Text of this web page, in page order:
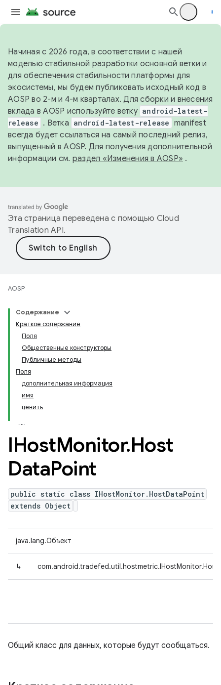
Начиная с 2026 года, в соответствии с нашей
моделью стабильной разработки основной ветки и
для обеспечения стабильности платформы для
экосистемы, мы будем публиковать исходный код в
AOSP во 2-м и 4-м кварталах. Для сборки и внесения
вклада в AOSP используйте ветку android-latest-
release . Ветка android-latest-release manifest
всегда будет ссылаться на самый последний релиз,
выпущенный в AOSP. Для получения дополнительной
информации см. раздел «Изменения в AOSP» .
Эта страница переведена с помощью Cloud
Translation API.
AOSP
Содержание
Краткое содержание
Поля
Общественные конструкторы
Публичные методы
Поля
дополнительная информация
имя
ценить
IHostMonitor.Host
DataPoint
public static class IHostMonitor.HostDataPoint
extends Object
java.lang.Объект
↳
Общий класс для данных, которые будут сообщаться.